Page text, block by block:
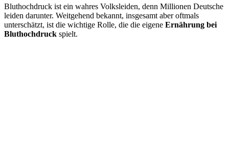
Bluthochdruck ist ein wahres Volksleiden, denn Millionen Deutsche
leiden darunter. Weitgehend bekannt, insgesamt aber oftmals
unterschätzt, ist die wichtige Rolle, die die eigene Ernährung bei
Bluthochdruck spielt.